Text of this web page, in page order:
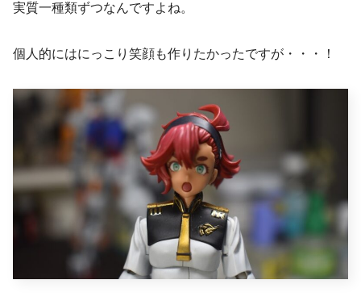
実質一種類ずつなんですよね。
個人的にはにっこり笑顔も作りたかったですが・・・！